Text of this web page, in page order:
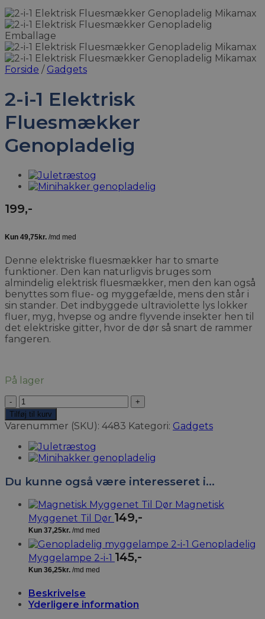
Forside / Gadgets
2-i-1 Elektrisk
Fluesmækker
Genopladelig
199,-
Denne elektriske fluesmækker har to smarte
funktioner. Den kan naturligvis bruges som
almindelig elektrisk fluesmækker, men den kan også
benyttes som flue- og myggefælde, mens den står i
sin stander. Det indbyggede ultraviolette lys lokker
fluer, myg, hvepse og andre flyvende insekter hen til
det elektriske gitter, hvor de dør så snart de rammer
fangeren.
På lager
2-
i-
1
Fluesmækker
Genopladelig
Tilføj til kurv
Varenummer (SKU): 4483 Kategori: Gadgets
Du kunne også være interesseret i…
Magnetisk
Myggenet Til Dør 149,-
Genopladelig
Myggelampe 2-i-1 145,-
Beskrivelse
Yderligere information